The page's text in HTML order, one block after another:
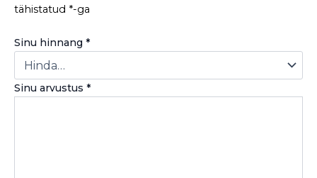
tähistatud *-ga
Sinu hinnang *
Sinu arvustus *